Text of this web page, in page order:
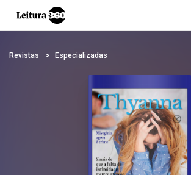
Revistas Especializadas